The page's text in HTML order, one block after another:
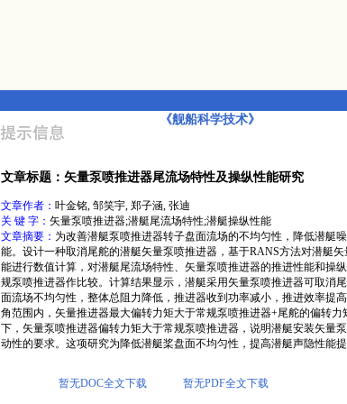
《舰船科学技术》
文章标题：矢量泵喷推进器尾流场特性及操纵性能研究
文章作者： 叶金铭, 邹笑宇, 郑子涵, 张迪
关 键 字： 矢量泵喷推进器;潜艇尾流场特性;潜艇操纵性能
文章摘要： 为改善潜艇泵喷推进器转子盘面流场的不均匀性，降低潜艇
能。设计一种取消尾舵的潜艇矢量泵喷推进器，基于RANS方法对潜艇
能进行数值计算，对潜艇尾流场特性、矢量泵喷推进器的推进性能和操
规泵喷推进器作比较。计算结果显示，潜艇采用矢量泵喷推进器可取消
面流场不均匀性，整体总阻力降低，推进器收到功率减小，推进效率提高
角范围内，矢量推进器最大偏转力矩大于常规泵喷推进器+尾舵的偏转力
下，矢量泵喷推进器偏转力矩大于常规泵喷推进器，说明潜艇安装矢量
动性的要求。这项研究为降低潜艇桨盘面不均匀性，提高潜艇声隐性能提
暂无DOC全文下载 暂无PDF全文下载